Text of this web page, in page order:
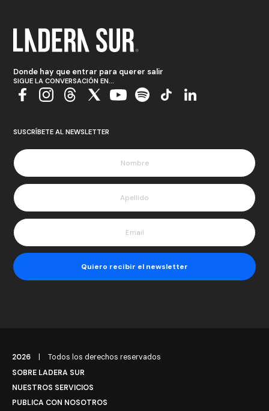
Donde hay que entrar para querer salir
SIGUE LA CONVERSACIÓN EN...
SUSCRÍBETE AL NEWSLETTER
2026
Todos los derechos reservados
SOBRE LADERA SUR
NUESTROS SERVICIOS
PUBLICA CON NOSOTROS